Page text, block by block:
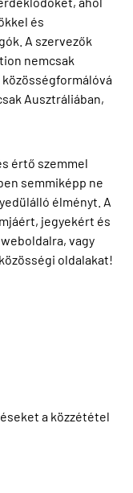
és
A szervezők
nemcsak
Ausztráliában,
értő szemmel
semmiképp ne
élményt. A
jegyekért és
vagy
oldalakat!
a közzététel